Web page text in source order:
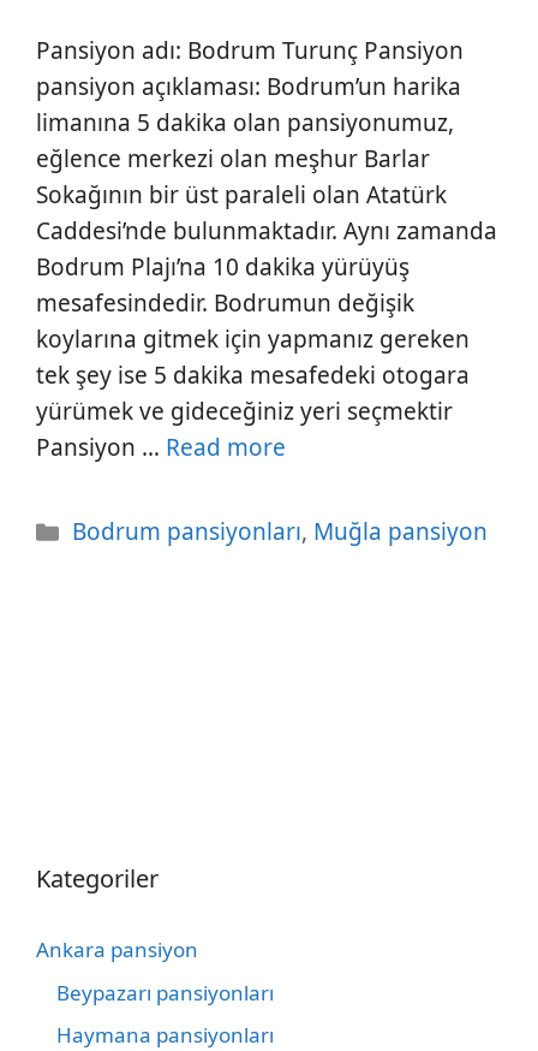
Pansiyon adı: Bodrum Turunç Pansiyon
pansiyon açıklaması: Bodrum’un harika
limanına 5 dakika olan pansiyonumuz,
eğlence merkezi olan meşhur Barlar
Sokağının bir üst paraleli olan Atatürk
Caddesi’nde bulunmaktadır. Aynı zamanda
Bodrum Plajı’na 10 dakika yürüyüş
mesafesindedir. Bodrumun değişik
koylarına gitmek için yapmanız gereken
tek şey ise 5 dakika mesafedeki otogara
yürümek ve gideceğiniz yeri seçmektir
Pansiyon … Read more
Kategoriler
Bodrum pansiyonları, Muğla pansiyon
Kategoriler
Ankara pansiyon
Beypazarı pansiyonları
Haymana pansiyonları